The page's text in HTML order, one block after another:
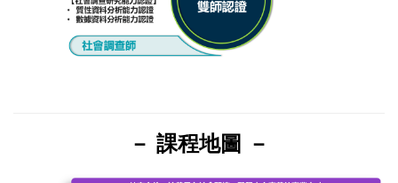
－ 課程地圖 －